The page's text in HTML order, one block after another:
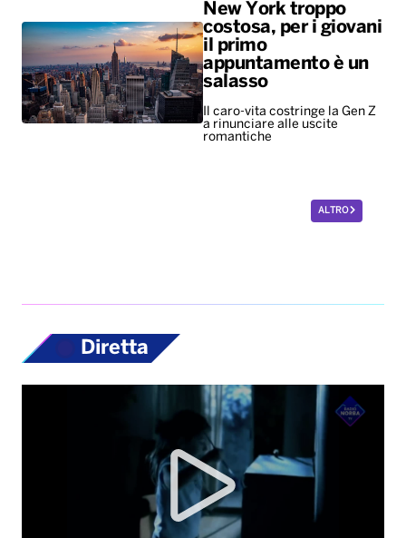
New York troppo
costosa, per i giovani
il primo
appuntamento è un
salasso
Il caro-vita costringe la Gen Z
a rinunciare alle uscite
romantiche
ALTRO
Diretta